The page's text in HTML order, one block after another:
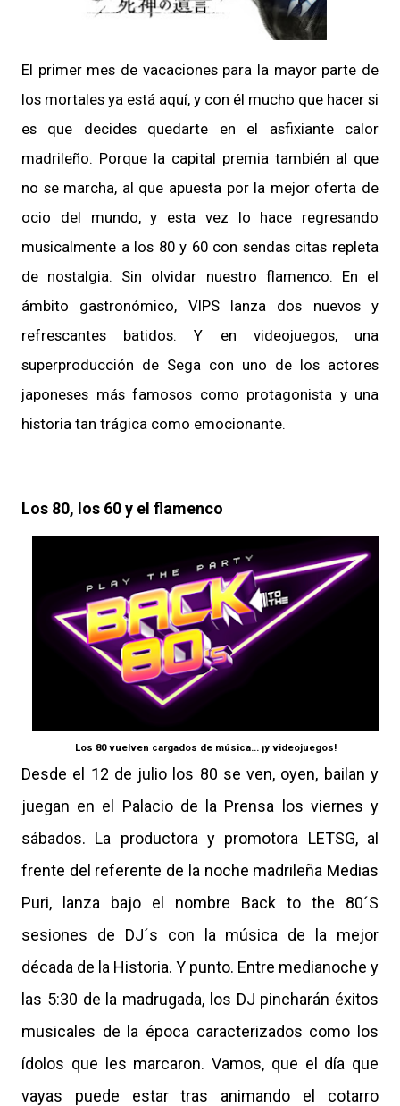
El primer mes de vacaciones para la mayor parte de
los mortales ya está aquí, y con él mucho que hacer si
es que decides quedarte en el asfixiante calor
madrileño. Porque la capital premia también al que
no se marcha, al que apuesta por la mejor oferta de
ocio del mundo, y esta vez lo hace regresando
musicalmente a los 80 y 60 con sendas citas repleta
de nostalgia. Sin olvidar nuestro flamenco. En el
ámbito gastronómico, VIPS lanza dos nuevos y
refrescantes batidos. Y en videojuegos, una
superproducción de Sega con uno de los actores
japoneses más famosos como protagonista y una
historia tan trágica como emocionante.
Los 80, los 60 y el flamenco
Los 80 vuelven cargados de música... ¡y videojuegos!
Desde el 12 de julio los 80 se ven, oyen, bailan y
juegan en el Palacio de la Prensa los viernes y
sábados. La productora y promotora LETSG, al
frente del referente de la noche madrileña Medias
Puri, lanza bajo el nombre Back to the 80´S
sesiones de DJ´s con la música de la mejor
década de la Historia. Y punto. Entre medianoche y
las 5:30 de la madrugada, los DJ pincharán éxitos
musicales de la época caracterizados como los
ídolos que les marcaron. Vamos, que el día que
vayas puede estar tras animando el cotarro